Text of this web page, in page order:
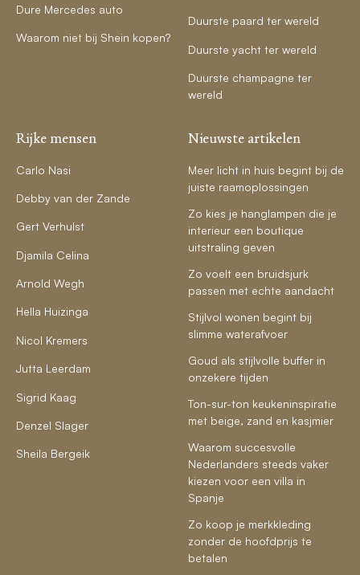
Dure Mercedes auto
Waarom niet bij Shein kopen?
Duurste paard ter wereld
Duurste yacht ter wereld
Duurste champagne ter
wereld
Rijke mensen
Carlo Nasi
Debby van der Zande
Gert Verhulst
Djamila Celina
Arnold Wegh
Hella Huizinga
Nicol Kremers
Jutta Leerdam
Sigrid Kaag
Denzel Slager
Sheila Bergeik
Nieuwste artikelen
Meer licht in huis begint bij de
juiste raamoplossingen
Zo kies je hanglampen die je
interieur een boutique
uitstraling geven
Zo voelt een bruidsjurk
passen met echte aandacht
Stijlvol wonen begint bij
slimme waterafvoer
Goud als stijlvolle buffer in
onzekere tijden
Ton-sur-ton keukeninspiratie
met beige, zand en kasjmier
Waarom succesvolle
Nederlanders steeds vaker
kiezen voor een villa in
Spanje
Zo koop je merkkleding
zonder de hoofdprijs te
betalen